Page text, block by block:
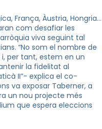
França, Àustria, Hongria…
com desafiar les
viva seguint tal
“No som el nombre de
per tant, estem en un
la fidelitat al
II”- explica el co-
va exposar Taberner, a
un nou projecte més
que espera eleccions